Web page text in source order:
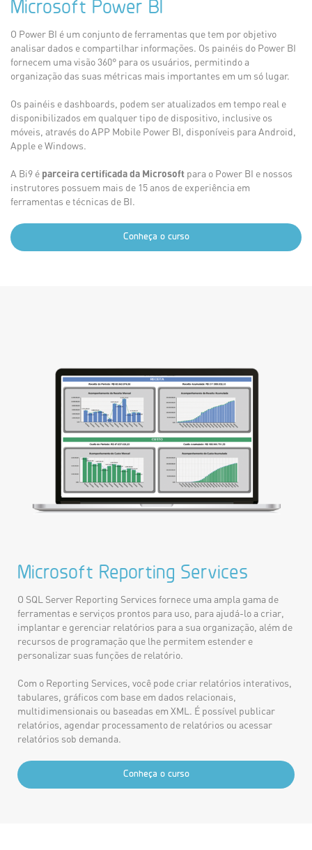
Microsoft Power BI
O Power BI é um conjunto de ferramentas que tem por objetivo
analisar dados e compartilhar informações. Os painéis do Power BI
fornecem uma visão 360° para os usuários, permitindo a
organização das suas métricas mais importantes em um só lugar.
Os painéis e dashboards, podem ser atualizados em tempo real e
disponibilizados em qualquer tipo de dispositivo, inclusive os
móveis, através do APP Mobile Power BI, disponíveis para Android,
Apple e Windows.
A Bi9 é parceira certificada da Microsoft para o Power BI e nossos
instrutores possuem mais de 15 anos de experiência em
ferramentas e técnicas de BI.
Conheça o curso
Microsoft Reporting Services
O SQL Server Reporting Services fornece uma ampla gama de
ferramentas e serviços prontos para uso, para ajudá-lo a criar,
implantar e gerenciar relatórios para a sua organização, além de
recursos de programação que lhe permitem estender e
personalizar suas funções de relatório.
Com o Reporting Services, você pode criar relatórios interativos,
tabulares, gráficos com base em dados relacionais,
multidimensionais ou baseadas em XML. É possível publicar
relatórios, agendar processamento de relatórios ou acessar
relatórios sob demanda.
Conheça o curso